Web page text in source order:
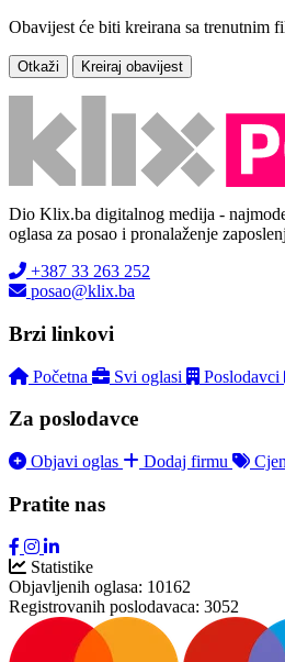
Obavijest će biti kreirana sa trenutnim
Otkaži Kreiraj obavijest
Dio Klix.ba digitalnog medija -
oglasa za posao i pronalaženje
+387 33 263 252
posao@klix.ba
Brzi linkovi
Početna Svi oglasi Poslodavci
Za poslodavce
Objavi oglas Dodaj firmu
Pratite nas
Statistike
Objavljenih oglasa: 10162
Registrovanih poslodavaca: 3052